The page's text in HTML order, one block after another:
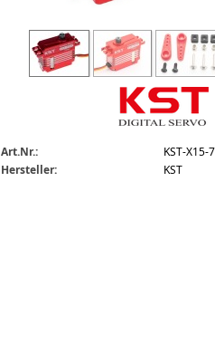
kst-x15-755x-mini-heck-servo.jpg
Art.Nr.:
KST-X15-
Hersteller:
KST